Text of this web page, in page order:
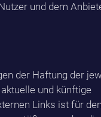
und dem
der Haftung der
und künftige
Links ist für den